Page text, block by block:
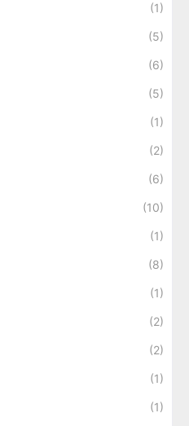
(1)
(5)
(6)
(5)
(1)
(2)
(6)
(10)
(1)
(8)
(1)
(2)
(2)
(1)
(1)